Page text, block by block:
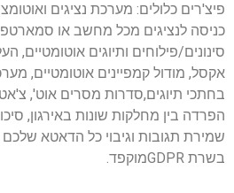
פיצ'רים כלולים: מערכת נציגים
כניסה לנציגים מכל מחשב או
סינונים/פילוחים ותיוגים
אקסל, מודול קמפיינים אוטומטיים,
בחתכי תיוגים,סדרות מסרים אוט',
הפרדה בין מחלקות שונות באירגון,
שמירת תגובות וגיבוי כל הדאטא
בשרת GDPRמוקפד.